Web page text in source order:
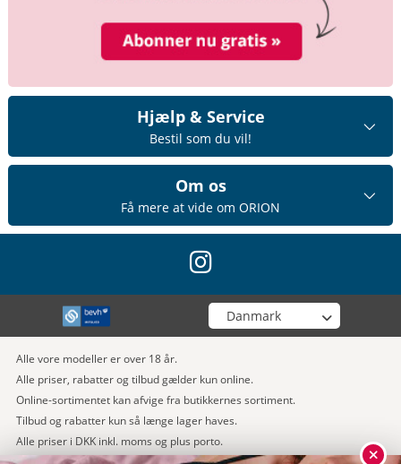
Hjælp & Service
Bestil som du vil!
Om os
Få mere at vide om ORION
instagram
Vælg din butik
Alle vore modeller er over 18 år.
Alle priser, rabatter og tilbud gælder kun online.
Online-sortimentet kan afvige fra butikkernes sortiment.
Tilbud og rabatter kun så længe lager haves.
Alle priser i DKK inkl. moms og plus porto.